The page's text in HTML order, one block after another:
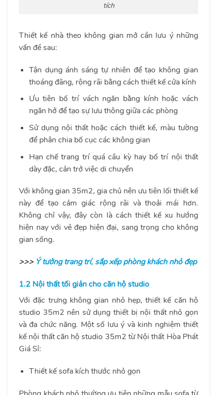
tích
Thiết kế nhà theo không gian mở cần lưu ý những
vấn đề sau:
Tận dụng ánh sáng tự nhiên để tạo không gian
thoáng đãng, rộng rãi bằng cách thiết kế cửa kính
Ưu tiên bố trí vách ngăn bằng kính hoặc vách
ngăn hở để tạo sự lưu thông giữa các phòng
Sử dụng nội thất hoặc cách thiết kế, màu tường
để phân chia bố cục các không gian
Hạn chế trang trí quá cầu kỳ hay bố trí nội thất
dày đặc, cản trở việc di chuyển
Với không gian 35m2, gia chủ nên ưu tiên lối thiết kế
này để tạo cảm giác rộng rãi và thoải mái hơn.
Không chỉ vậy, đây còn là cách thiết kế xu hướng
hiện nay với vẻ đẹp hiện đại, sang trọng cho không
gian sống.
>>> Ý tưởng trang trí, sắp xếp phòng khách nhỏ đẹp
1.2 Nội thất tối giản cho căn hộ studio
Với đặc trưng không gian nhỏ hẹp, thiết kế căn hộ
studio 35m2 nên sử dụng thiết bị nội thất nhỏ gọn
và đa chức năng. Một số lưu ý và kinh nghiệm thiết
kế nội thất căn hộ studio 35m2 từ Nội thất Hòa Phát
Giá Sỉ:
Thiết kế sofa kích thước nhỏ gọn